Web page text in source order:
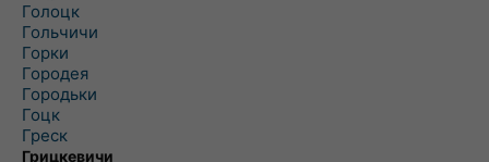
Голоцк
Гольчичи
Горки
Городея
Городьки
Гоцк
Греск
Грицкевичи